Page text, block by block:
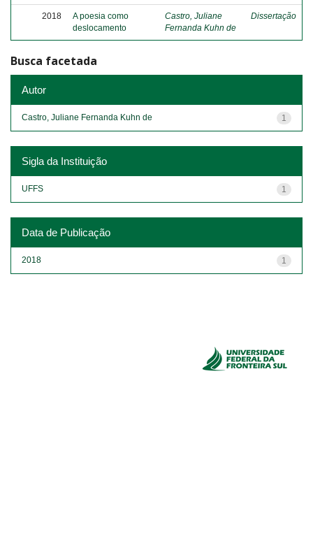
2018
A poesia como
deslocamento
Castro, Juliane
Fernanda Kuhn de
Dissertação
Busca facetada
Autor
1
Castro, Juliane Fernanda Kuhn de
Sigla da Instituição
1
UFFS
Data de Publicação
1
2018